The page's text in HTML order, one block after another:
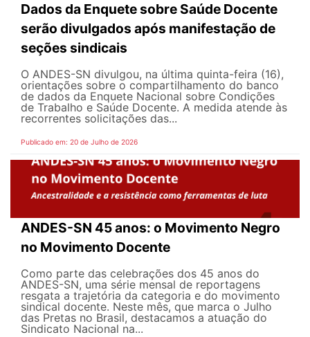
Dados da Enquete sobre Saúde Docente
serão divulgados após manifestação de
seções sindicais
O ANDES-SN divulgou, na última quinta-feira (16),
orientações sobre o compartilhamento do banco
de dados da Enquete Nacional sobre Condições
de Trabalho e Saúde Docente. A medida atende às
recorrentes solicitações das...
Publicado em: 20 de Julho de 2026
ANDES-SN 45 anos: o Movimento Negro
no Movimento Docente
Como parte das celebrações dos 45 anos do
ANDES-SN, uma série mensal de reportagens
resgata a trajetória da categoria e do movimento
sindical docente. Neste mês, que marca o Julho
das Pretas no Brasil, destacamos a atuação do
Sindicato Nacional na...